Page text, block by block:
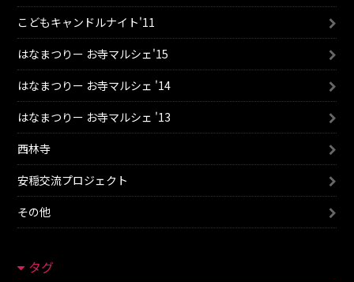
こどもキャンドルナイト'11
はなまつりー お寺マルシェ'15
はなまつりー お寺マルシェ '14
はなまつりー お寺マルシェ '13
西林寺
安穏交流プロジェクト
その他
タグ